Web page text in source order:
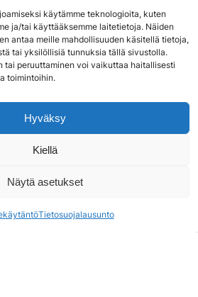
käytämme teknologioita, kuten
ja/tai käyttääksemme laitetietoja. Näiden
antaa meille mahdollisuuden käsitellä tietoja,
tai yksilöllisiä tunnuksia tällä sivustolla.
tai peruuttaminen voi vaikuttaa haitallisesti
toimintoihin.
Hyväksy
Kiellä
Näytä asetukset
Tietosuojalausunto